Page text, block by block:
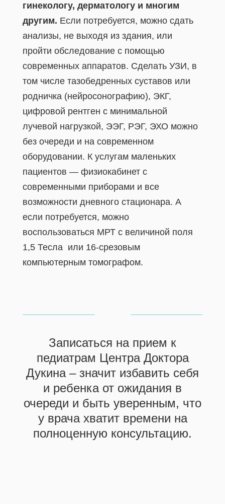
гинекологу, дерматологу и многим
другим. Если потребуется, можно сдать
анализы, не выходя из здания, или
пройти обследование с помощью
современных аппаратов. Сделать УЗИ, в
том числе тазобедренных суставов или
родничка (нейросонографию), ЭКГ,
цифровой рентген с минимальной
лучевой нагрузкой, ЭЭГ, РЭГ, ЭХО можно
без очереди и на современном
оборудовании. К услугам маленьких
пациентов — физиокабинет с
современными приборами и все
возможности дневного стационара. А
если потребуется, можно
воспользоваться МРТ с величиной поля
1,5 Тесла или 16-срезовым
компьютерным томографом.
Записаться на прием к
педиатрам Центра Доктора
Дукина – значит избавить себя
и ребенка от ожидания в
очереди и быть уверенным, что
у врача хватит времени на
полноценную консультацию.